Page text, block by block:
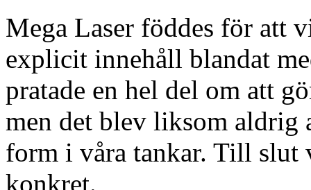
Mega Laser föddes för att
explicit innehåll blandat
pratade en hel del om att
men det blev liksom aldrig
form i våra tankar. Till
konkret.